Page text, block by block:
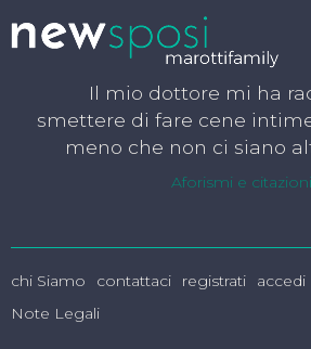
Il mio dottore mi ha
smettere di fare cene
meno che non ci siano
Aforismi e
chi Siamo contattaci registrati
accedi
Note Legali